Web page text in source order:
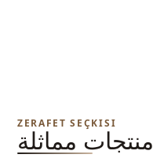
ZERAFET SEÇKISI
منتجات مماثلة